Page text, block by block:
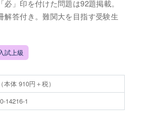
」印を付けた問題は92題掲載。
解答付き。難関大を目指す受験生
試上級
本体 910円＋税）
14216-1